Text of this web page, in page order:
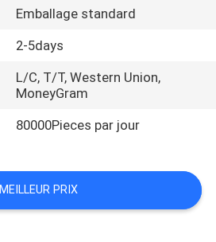
Emballage standard
2-5days
L/C, T/T, Western Union,
MoneyGram
80000Pieces par jour
MEILLEUR PRIX